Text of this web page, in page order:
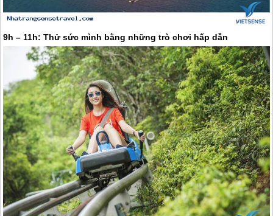
9h – 11h: Thử sức mình bằng những trò chơi hấp dẫn